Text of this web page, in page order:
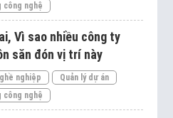
công nghệ
Vì sao nhiều công ty
săn đón vị trí này
nghiệp
Quản lý dự án
công nghệ